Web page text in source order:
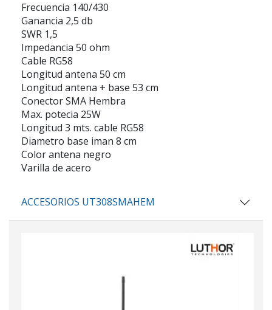
Frecuencia 140/430
Ganancia 2,5 db
SWR 1,5
Impedancia 50 ohm
Cable RG58
Longitud antena 50 cm
Longitud antena + base 53 cm
Conector SMA Hembra
Max. potecia 25W
Longitud 3 mts. cable RG58
Diametro base iman 8 cm
Color antena negro
Varilla de acero
ACCESORIOS UT308SMAHEM